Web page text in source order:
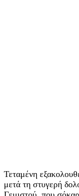
Τεταμένη
μετά τη στυγερή